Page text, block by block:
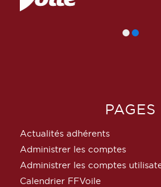
PAGES
Actualités adhérents
Administrer les comptes
Administrer les comptes
Calendrier FFVoile